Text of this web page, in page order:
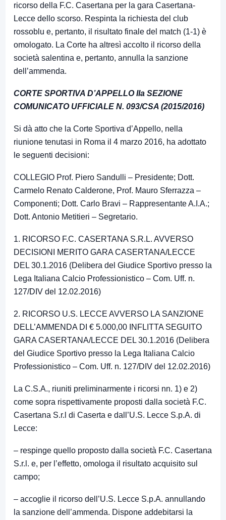
ricorso della F.C. Casertana per la gara Casertana-
Lecce dello scorso. Respinta la richiesta del club
rossoblu e, pertanto, il risultato finale del match (1-1) è
omologato. La Corte ha altresì accolto il ricorso della
società salentina e, pertanto, annulla la sanzione
dell’ammenda.
CORTE SPORTIVA D’APPELLO IIa SEZIONE
COMUNICATO UFFICIALE N. 093/CSA (2015/2016)
Si dà atto che la Corte Sportiva d’Appello, nella
riunione tenutasi in Roma il 4 marzo 2016, ha adottato
le seguenti decisioni:
COLLEGIO Prof. Piero Sandulli – Presidente; Dott.
Carmelo Renato Calderone, Prof. Mauro Sferrazza –
Componenti; Dott. Carlo Bravi – Rappresentante A.I.A.;
Dott. Antonio Metitieri – Segretario.
1. RICORSO F.C. CASERTANA S.R.L. AVVERSO
DECISIONI MERITO GARA CASERTANA/LECCE
DEL 30.1.2016 (Delibera del Giudice Sportivo presso la
Lega Italiana Calcio Professionistico – Com. Uff. n.
127/DIV del 12.02.2016)
2. RICORSO U.S. LECCE AVVERSO LA SANZIONE
DELL’AMMENDA DI € 5.000,00 INFLITTA SEGUITO
GARA CASERTANA/LECCE DEL 30.1.2016 (Delibera
del Giudice Sportivo presso la Lega Italiana Calcio
Professionistico – Com. Uff. n. 127/DIV del 12.02.2016)
La C.S.A., riuniti preliminarmente i ricorsi nn. 1) e 2)
come sopra rispettivamente proposti dalla società F.C.
Casertana S.r.l di Caserta e dall’U.S. Lecce S.p.A. di
Lecce:
– respinge quello proposto dalla società F.C. Casertana
S.r.l. e, per l’effetto, omologa il risultato acquisito sul
campo;
– accoglie il ricorso dell’U.S. Lecce S.p.A. annullando
la sanzione dell’ammenda. Dispone addebitarsi la